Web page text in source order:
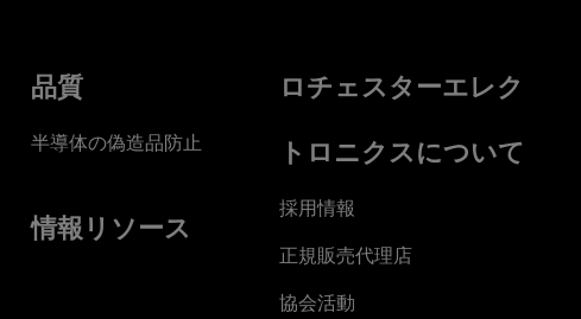
品質
半導体の偽造品防止
情報リソース
ロチェスターエレク
トロニクスについて
採用情報
正規販売代理店
協会活動